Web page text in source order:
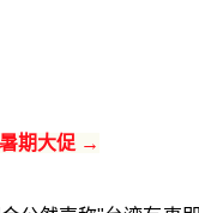
期大促 →